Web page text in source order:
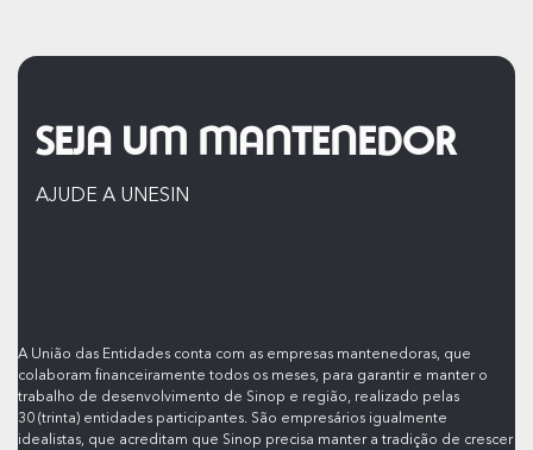
SEJA UM MANTENEDOR
AJUDE A UNESIN
A União das Entidades conta com as empresas mantenedoras, que
colaboram financeiramente todos os meses, para garantir e manter o
trabalho de desenvolvimento de Sinop e região, realizado pelas
30 (trinta) entidades participantes. São empresários igualmente
idealistas, que acreditam que Sinop precisa manter a tradição de crescer